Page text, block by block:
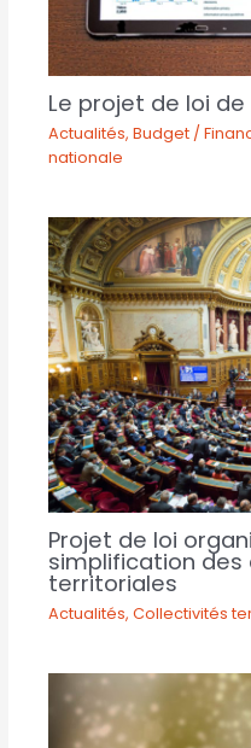
Le projet de loi de
Actualités,Budget /
nationale
Projet de loi
simplification
territoriales
Actualités,Collectivités